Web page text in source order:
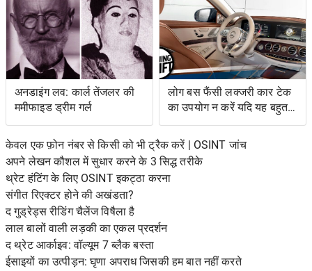
अनडाइंग लव: कार्ल तेंजलर की
ममीफाइड ड्रीम गर्ल
लोग बस फैंसी लक्जरी कार टेक
का उपयोग न करें यदि यह बहुत
जटिल है
केवल एक फ़ोन नंबर से किसी को भी ट्रैक करें | OSINT जांच
अपने लेखन कौशल में सुधार करने के 3 सिद्ध तरीके
थ्रेट हंटिंग के लिए OSINT इकट्ठा करना
संगीत रिएक्टर होने की अखंडता?
द गुड्रेड्स रीडिंग चैलेंज विषैला है
लाल बालों वाली लड़की का एकल प्रदर्शन
द थ्रेट आर्काइव: वॉल्यूम 7 ब्लैक बस्ता
ईसाइयों का उत्पीड़न: घृणा अपराध जिसकी हम बात नहीं करते